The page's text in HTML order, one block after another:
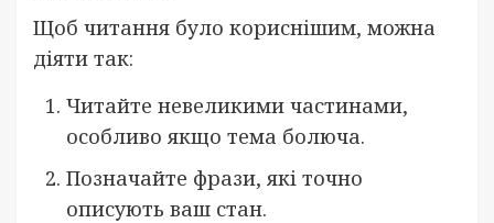
Щоб читання було кориснішим, можна
діяти так:
Читайте невеликими частинами,
особливо якщо тема болюча.
Позначайте фрази, які точно
описують ваш стан.